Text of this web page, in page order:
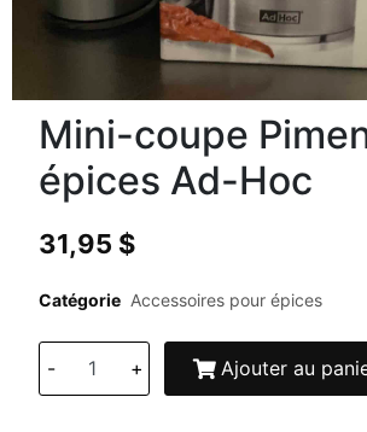
Mini-coupe
épices Ad-Hoc
31,95 $
Catégorie Accessoires pour épices
- + Ajouter au